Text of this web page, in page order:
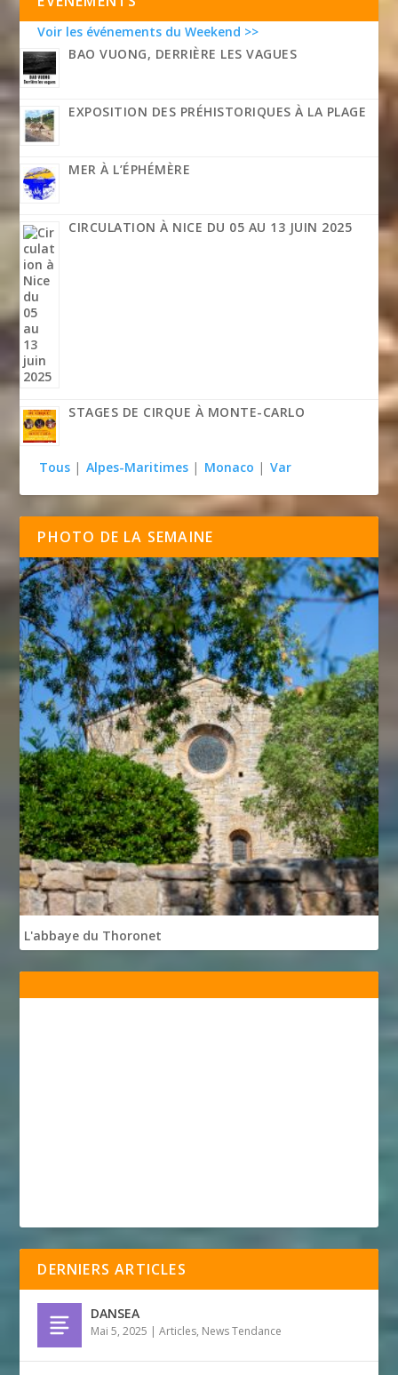
Voir les événements du Weekend >>
BAO VUONG, DERRIÈRE LES VAGUES
EXPOSITION DES PRÉHISTORIQUES À LA PLAGE
MER À L’ÉPHÉMÈRE
CIRCULATION À NICE DU 05 AU 13 JUIN 2025
STAGES DE CIRQUE À MONTE-CARLO
Tous | Alpes-Maritimes | Monaco | Var
PHOTO DE LA SEMAINE
L'abbaye du Thoronet
DERNIERS ARTICLES
DANSEA
Mai 5, 2025 |Articles, News Tendance